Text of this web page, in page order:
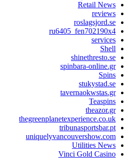
Retail News
reviews
roslagsjord.se
ru6405_fen702190x4
services
Shell
shinethresto.se
spinbara-online.gr
Spins
stukystad.se
tavernaokwstas.gr
Teaspins
theazor.gr
thegreenplanetexperience.co.uk
tribunasportsbar.pt
uniquelyvancouvershow.com
Utilities News
Vinci Gold Casino